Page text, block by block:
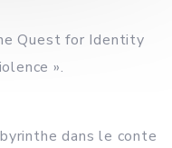
Quest for Identity
».
dans le conte